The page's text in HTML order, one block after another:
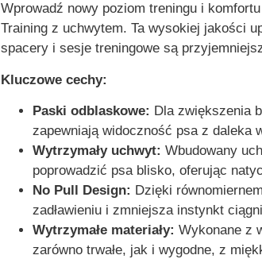
Wprowadź nowy poziom treningu i
Training z uchwytem. Ta wysokiej jakości
spacery i sesje treningowe są
Kluczowe cechy:
Paski odblaskowe: Dla zwiększenia
zapewniają widoczność psa z daleka
Wytrzymały uchwyt: Wbudowany
poprowadzić psa blisko, oferując
No Pull Design: Dzięki
zadławieniu i zmniejsza instynkt
Wytrzymałe materiały: Wykonane z
zarówno trwałe, jak i wygodne, z